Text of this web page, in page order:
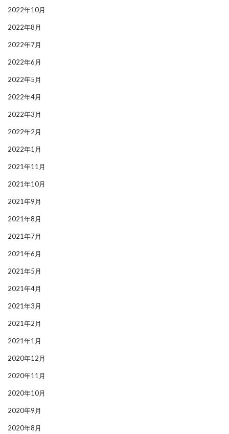
2022年10月
2022年8月
2022年7月
2022年6月
2022年5月
2022年4月
2022年3月
2022年2月
2022年1月
2021年11月
2021年10月
2021年9月
2021年8月
2021年7月
2021年6月
2021年5月
2021年4月
2021年3月
2021年2月
2021年1月
2020年12月
2020年11月
2020年10月
2020年9月
2020年8月